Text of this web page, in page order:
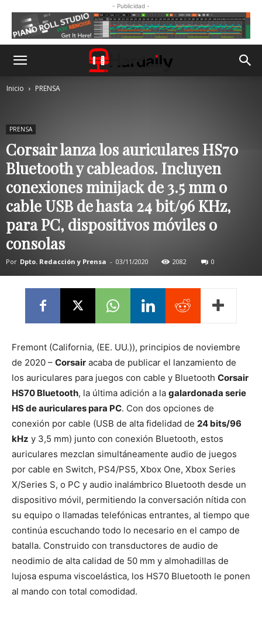
- Publicidad -
Inicio PRENSA
PRENSA
Corsair lanza los auriculares HS70
Bluetooth y cableados. Incluyen
conexiones minijack de 3.5 mm o
cable USB de hasta 24 bit/96 KHz,
para PC, dispositivos móviles o
consolas
Por Dpto. Redacción y Prensa - 03/11/2020 2082 0
Fremont (California, (EE. UU.)), principios de noviembre
de 2020 – Corsair acaba de publicar el lanzamiento de
los auriculares para juegos con cable y Bluetooth Corsair
HS70 Bluetooth, la última adición a la galardonada serie
HS de auriculares para PC. Con dos opciones de
conexión por cable (USB de alta fidelidad de 24 bits/96
kHz y 3,5 mm) junto con conexión Bluetooth, estos
auriculares mezclan simultáneamente audio de juegos
por cable en Switch, PS4/PS5, Xbox One, Xbox Series
X/Series S, o PC y audio inalámbrico Bluetooth desde un
dispositivo móvil, permitiendo la conversación nítida con
su equipo o llamadas telefónicas entrantes, al tiempo que
continúa escuchando todo lo necesario en el campo de
batalla. Construido con transductores de audio de
neodimio de alta calidad de 50 mm y almohadillas de
lujosa espuma viscoelástica, los HS70 Bluetooth le ponen
al mando con total comodidad.